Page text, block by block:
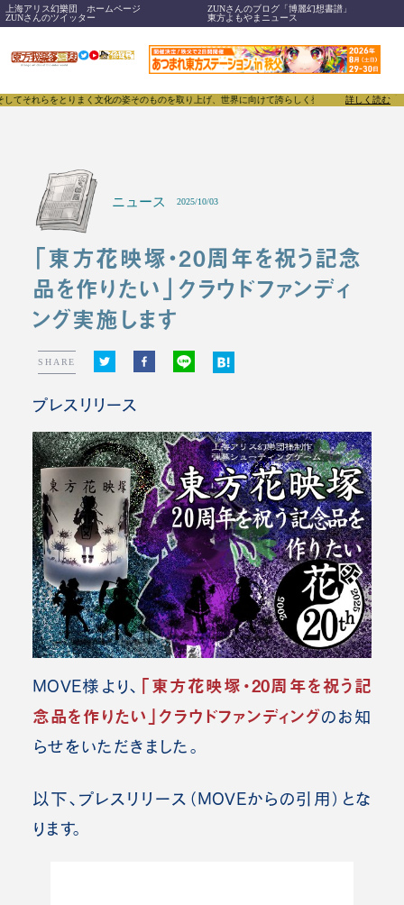
上海アリス幻樂団 ホームページ
ZUNさんのブログ「博麗幻想書譜」
ZUNさんのツイッター
東方よもやまニュース
をとりまく文化の姿そのものを取り上げ、世界に向けて誇らしく発信することで、東方
詳しく読む
ニュース 2025/10/03
「東方花映塚・20周年を祝う記念
品を作りたい」クラウドファンディ
ング実施します
SHARE
プレスリリース
MOVE様より、 「東方花映塚・20周年を祝う記
念品を作りたい」クラウドファンディングの お知
らせをいただきました。
以下、プレスリリース（MOVEからの引用）とな
ります。